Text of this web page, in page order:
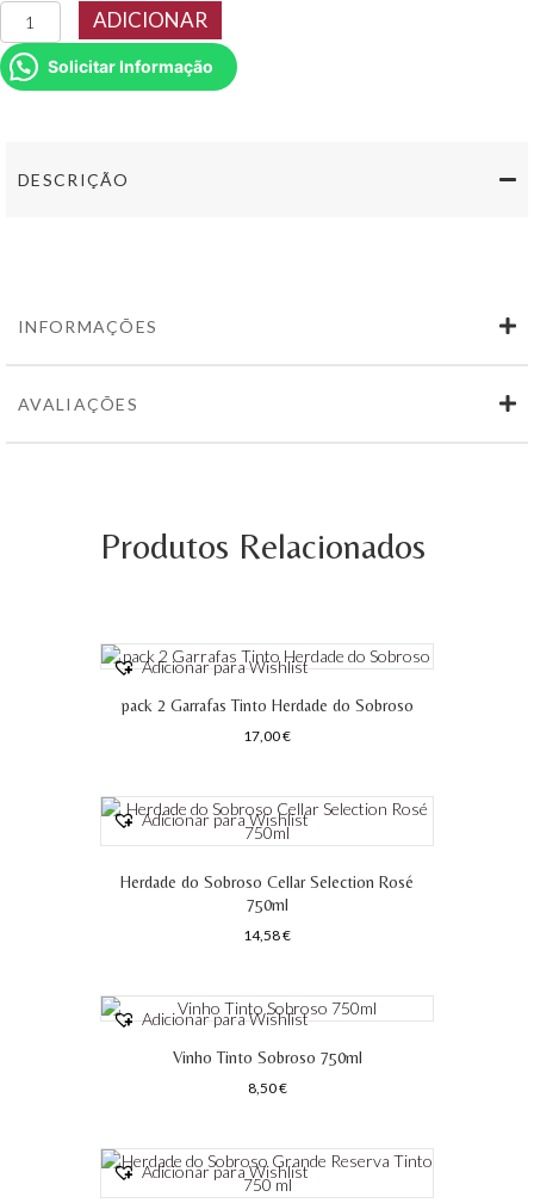
Quantidade
de
Herdade
do
750
ADICIONAR
Solicitar Informação
DESCRIÇÃO
INFORMAÇÕES
AVALIAÇÕES
Produtos Relacionados
Adicionar para Wishlist
pack 2 Garrafas Tinto Herdade do Sobroso
17,00€
Adicionar para Wishlist
Herdade do Sobroso Cellar Selection Rosé
750ml
14,58€
Adicionar para Wishlist
Vinho Tinto Sobroso 750ml
8,50€
Adicionar para Wishlist